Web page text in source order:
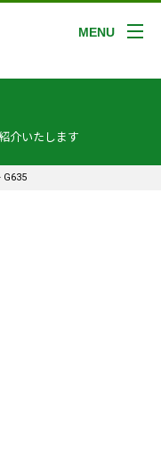
MENU
介いたします
G635